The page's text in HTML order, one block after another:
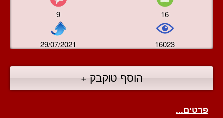
9 16
29/07/2021 16023
הוסף טוקבק +
פרטים...